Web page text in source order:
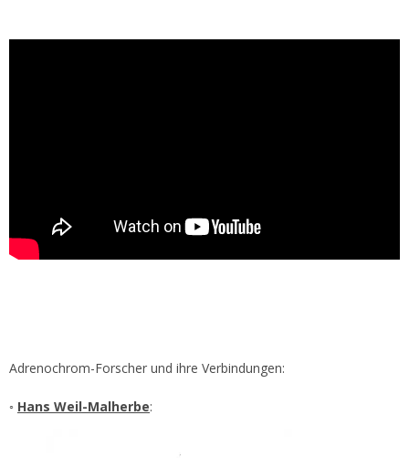
Adrenochrom-Forscher und ihre Verbindungen:
◦ Hans Weil-Malherbe: